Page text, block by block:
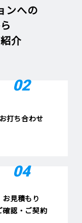
ンへの
介
02
お打ち合わせ
04
お見積もり
確認・ご契約